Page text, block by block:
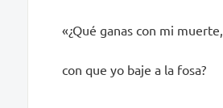
«¿Qué ganas con mi muerte,
con que yo baje a la fosa?